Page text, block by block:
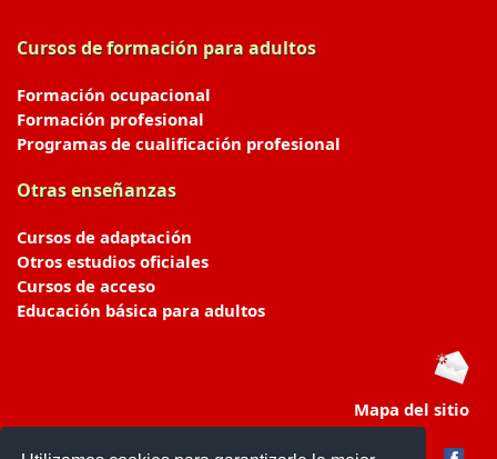
Cursos de formación para adultos
Formación ocupacional
Formación profesional
Programas de cualificación profesional
Otras enseñanzas
Cursos de adaptación
Otros estudios oficiales
Cursos de acceso
Educación básica para adultos
Mapa del sitio